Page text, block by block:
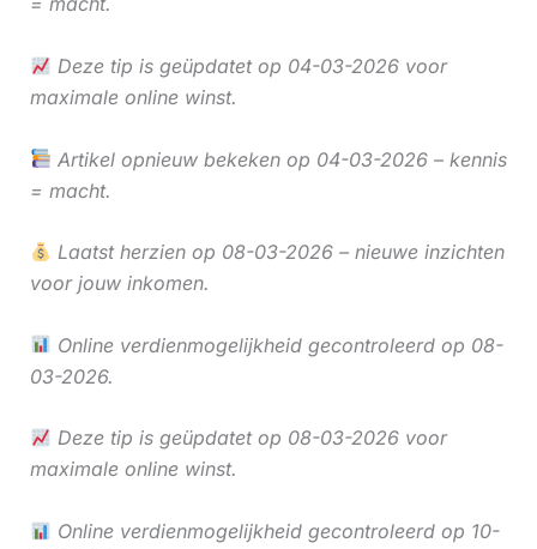
Deze tip is geüpdatet op 04-03-2026 voor
maximale online winst.
Artikel opnieuw bekeken op 04-03-2026 – kennis
= macht.
Laatst herzien op 08-03-2026 – nieuwe inzichten
voor jouw inkomen.
Online verdienmogelijkheid gecontroleerd op 08-
03-2026.
Deze tip is geüpdatet op 08-03-2026 voor
maximale online winst.
Online verdienmogelijkheid gecontroleerd op 10-